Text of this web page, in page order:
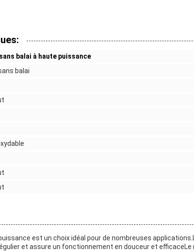
balai à haute puissance
balai
est un choix idéal pour de nombreuses
et assure un fonctionnement en douceur et efficaceLe